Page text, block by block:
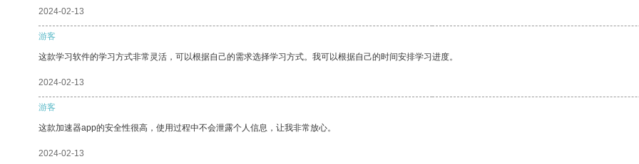
2024-02-13
游客
这款学习软件的学习方式非常灵活，可以根据自己的需求选择学习方式。我可以根据自己的时间安排学习进度。
2024-02-13
游客
这款加速器app的安全性很高，使用过程中不会泄露个人信息，让我非常放心。
2024-02-13